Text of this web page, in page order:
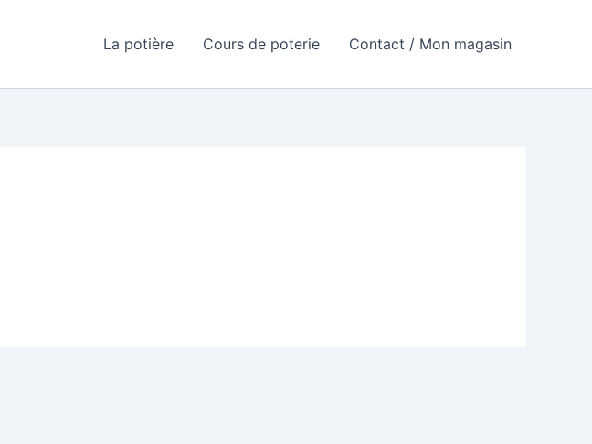
La potière Cours de poterie Contact / Mon magasin